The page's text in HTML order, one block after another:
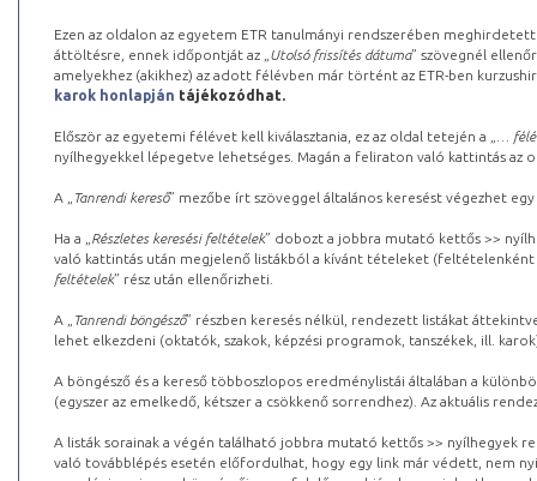
Ezen az oldalon az egyetem ETR tanulmányi rendszerében
áttöltésre, ennek időpontját az „ Utolsó frissítés dátuma” szövegnél
amelyekhez (akikhez) az adott félévben már történt az ETR-ben
karok honlapján tájékozódhat.
Először az egyetemi félévet kell kiválasztania, ez az oldal tetején a „
…
nyílhegyekkel lépegetve lehetséges. Magán a feliraton való kattintás az
A „ Tanrendi kereső” mezőbe írt szöveggel általános keresést végezhet
Ha a „ Részletes keresési feltételek” dobozt a jobbra mutató kettős >>
való kattintás után megjelenő listákból a kívánt tételeket (feltételenként
feltételek” rész után ellenőrizheti.
A „ Tanrendi böngésző” részben keresés nélkül, rendezett listákat
lehet elkezdeni (oktatók, szakok, képzési programok, tanszékek, ill.
A böngésző és a kereső többoszlopos eredménylistái általában a
(egyszer az emelkedő, kétszer a csökkenő sorrendhez). Az aktuális
A listák sorainak a végén található jobbra mutató kettős >> nyílhegyek
való továbblépés esetén előfordulhat, hogy egy link már védett, nem